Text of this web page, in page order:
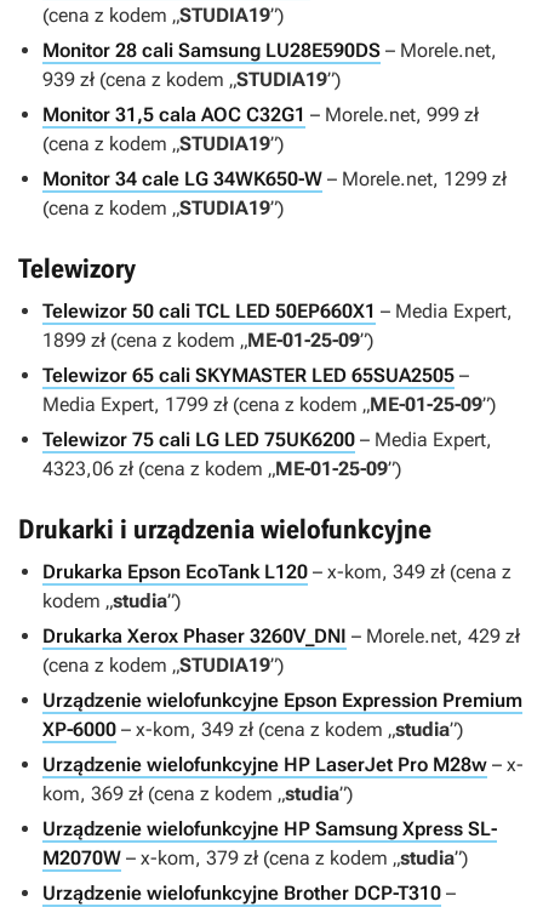
(cena z kodem „STUDIA19”)
Monitor 28 cali Samsung LU28E590DS – Morele.net,
939 zł (cena z kodem „STUDIA19”)
Monitor 31,5 cala AOC C32G1 – Morele.net, 999 zł
(cena z kodem „STUDIA19”)
Monitor 34 cale LG 34WK650-W – Morele.net, 1299 zł
(cena z kodem „STUDIA19”)
Telewizory
Telewizor 50 cali TCL LED 50EP660X1 – Media Expert,
1899 zł (cena z kodem „ME-01-25-09”)
Telewizor 65 cali SKYMASTER LED 65SUA2505 –
Media Expert, 1799 zł (cena z kodem „ME-01-25-09”)
Telewizor 75 cali LG LED 75UK6200 – Media Expert,
4323,06 zł (cena z kodem „ME-01-25-09”)
Drukarki i urządzenia wielofunkcyjne
Drukarka Epson EcoTank L120 – x-kom, 349 zł (cena z
kodem „studia”)
Drukarka Xerox Phaser 3260V_DNI – Morele.net, 429 zł
(cena z kodem „STUDIA19”)
Urządzenie wielofunkcyjne Epson Expression Premium
XP-6000 – x-kom, 349 zł (cena z kodem „studia”)
Urządzenie wielofunkcyjne HP LaserJet Pro M28w – x-
kom, 369 zł (cena z kodem „studia”)
Urządzenie wielofunkcyjne HP Samsung Xpress SL-
M2070W – x-kom, 379 zł (cena z kodem „studia”)
Urządzenie wielofunkcyjne Brother DCP-T310 –